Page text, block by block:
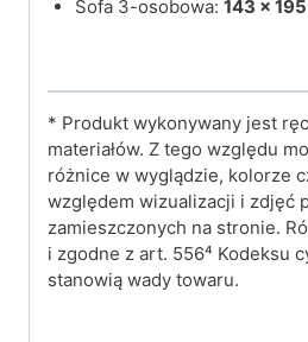
Sofa 3-osobowa: 143 ×
* Produkt wykonywany jest
materiałów. Z tego względu
różnice w wyglądzie, kolorze
względem wizualizacji i zdjęć
zamieszczonych na stronie.
i zgodne z art. 556⁴ Kodeksu
stanowią wady towaru.